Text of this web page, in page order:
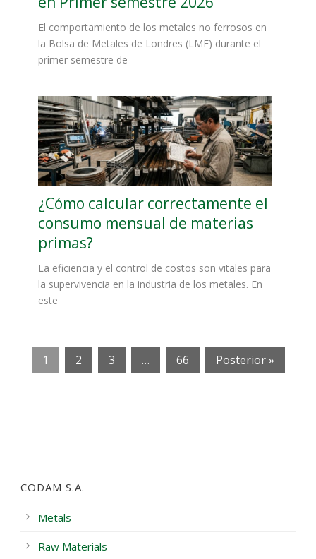
El comportamiento de los metales no ferrosos en
la Bolsa de Metales de Londres (LME) durante el
primer semestre de
¿Cómo calcular correctamente el
consumo mensual de materias
primas?
La eficiencia y el control de costos son vitales para
la supervivencia en la industria de los metales. En
este
1 2 3 … 66 Posterior »
CODAM S.A.
Metals
Raw Materials